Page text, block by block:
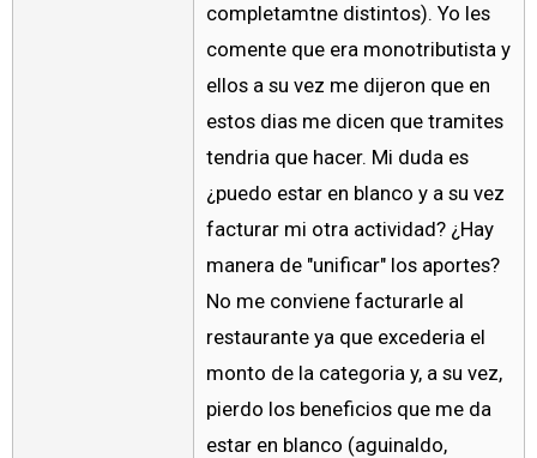
completamtne distintos). Yo les
comente que era monotributista y
ellos a su vez me dijeron que en
estos dias me dicen que tramites
tendria que hacer. Mi duda es
¿puedo estar en blanco y a su vez
facturar mi otra actividad? ¿Hay
manera de "unificar" los aportes?
No me conviene facturarle al
restaurante ya que excederia el
monto de la categoria y, a su vez,
pierdo los beneficios que me da
estar en blanco (aguinaldo,